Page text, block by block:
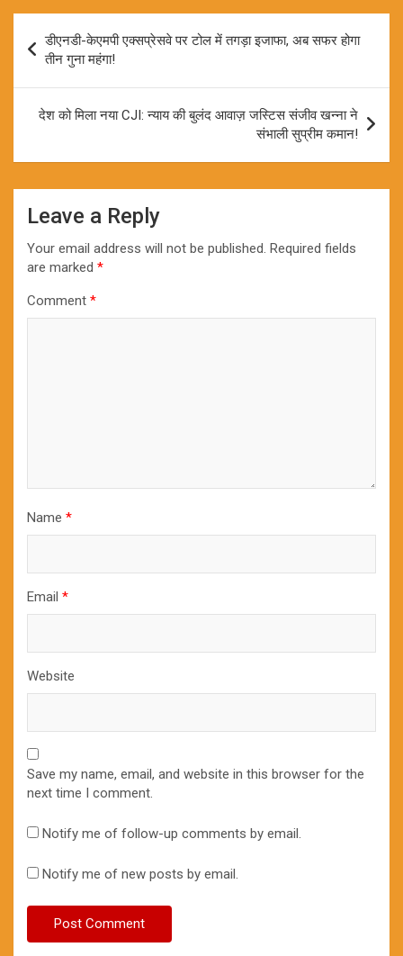
navigation
डीएनडी-केएमपी एक्सप्रेसवे पर टोल में तगड़ा इजाफा, अब सफर होगा
तीन गुना महंगा!
देश को मिला नया CJI: न्याय की बुलंद आवाज़ जस्टिस संजीव खन्ना ने
संभाली सुप्रीम कमान!
Leave a Reply
Your email address will not be published. Required fields
are marked *
Comment *
Name *
Email *
Website
Save my name, email, and website in this browser for the
next time I comment.
Notify me of follow-up comments by email.
Notify me of new posts by email.